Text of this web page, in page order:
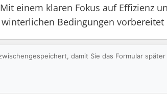
einem klaren Fokus auf Effizienz
Bedingungen vorbereitet
damit Sie das Formular